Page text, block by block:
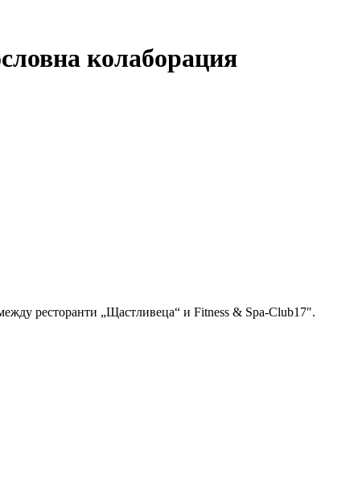
колаборация
ресторанти „Щастливеца“ и Fitness & Spa-Club17″.